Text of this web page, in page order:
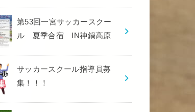
第53回一宮サッカースクー
ル 夏季合宿 IN神鍋高原
サッカースクール指導員募
集！！！